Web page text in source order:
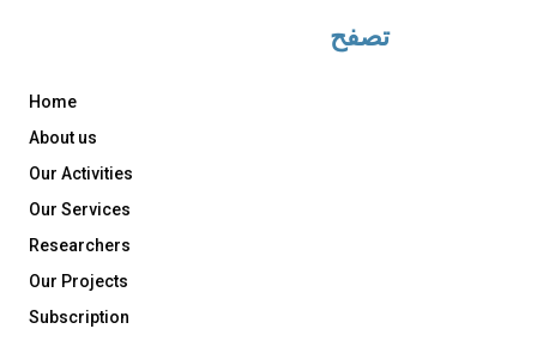
تصفح
Home
About us
Our Activities
Our Services
Researchers
Our Projects
Subscription